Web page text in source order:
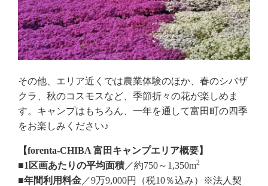
その他、エリア近くでは農業体験のほか、春のシバザ
クラ、秋のコスモスなど、季節折々の花が楽しめま
す。キャンプはもちろん、一年を通して富田町の四季
をお楽しみください♪
【forenta-CHIBA 富田キャンプエリア概要】
■1区画あたりの平均面積 ／約750～1,350m2
■年間利用料金 ／9万9,000円（税10％込み）※法人契